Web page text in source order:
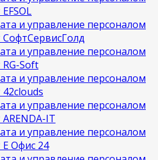
и управление персоналом
и управление персоналом
Soft
и управление персоналом
и управление персоналом
IT
и управление персоналом
Офис 24